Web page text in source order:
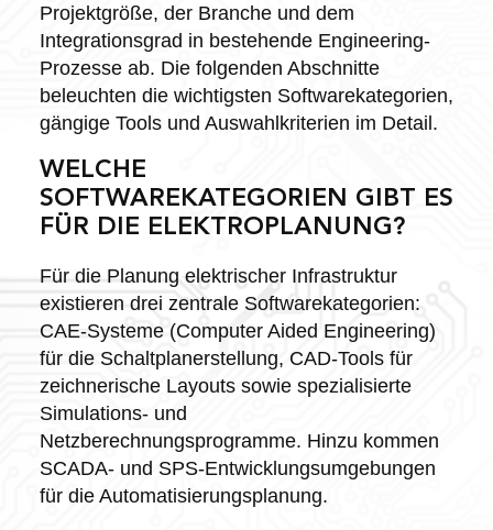
Projektgröße, der Branche und dem
Integrationsgrad in bestehende Engineering-
Prozesse ab. Die folgenden Abschnitte
beleuchten die wichtigsten Softwarekategorien,
gängige Tools und Auswahlkriterien im Detail.
WELCHE
SOFTWAREKATEGORIEN GIBT ES
FÜR DIE ELEKTROPLANUNG?
Für die Planung elektrischer Infrastruktur
existieren drei zentrale Softwarekategorien:
CAE-Systeme (Computer Aided Engineering)
für die Schaltplanerstellung, CAD-Tools für
zeichnerische Layouts sowie spezialisierte
Simulations- und
Netzberechnungsprogramme. Hinzu kommen
SCADA- und SPS-Entwicklungsumgebungen
für die Automatisierungsplanung.